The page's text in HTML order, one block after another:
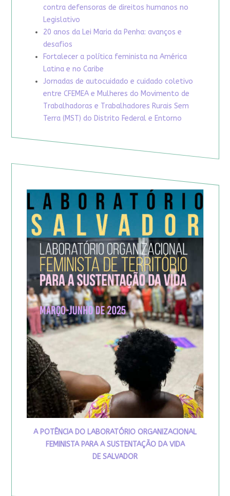
contra defensoras de direitos humanos no
Legislativo
20 anos da Lei Maria da Penha: avanços e
desafios
Fortalecer a política feminista na América
Latina e no Caribe
Jornadas de autocuidado e cuidado coletivo
entre CFEMEA e Mulheres do Movimento de
Trabalhadoras e Trabalhadores Rurais Sem
Terra (MST) do Distrito Federal e Entorno
A POTÊNCIA DO LABORATÓRIO ORGANIZACIONAL
FEMINISTA PARA A SUSTENTAÇÃO DA VIDA
DE SALVADOR